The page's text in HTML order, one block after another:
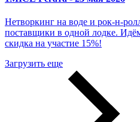
Нетворкинг на воде и рок-н-
поставщики в одной лодке.
скидка на участие 15%!
Загрузить еще